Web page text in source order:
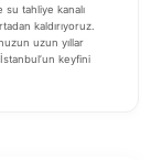
tahliye kanalı
kaldırıyoruz.
uzun yıllar
keyfini